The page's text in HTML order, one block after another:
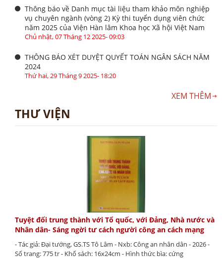
Thông báo về Danh mục tài liệu tham khảo môn nghiệp
vụ chuyên ngành (vòng 2) Kỳ thi tuyển dụng viên chức
năm 2025 của Viện Hàn lâm Khoa học Xã hội Việt Nam
Chủ nhật, 07 Tháng 12 2025- 09:03
THÔNG BÁO XÉT DUYỆT QUYẾT TOÁN NGÂN SÁCH NĂM
2024
Thứ hai, 29 Tháng 9 2025- 18:20
XEM THÊM
THƯ VIỆN
Tuyệt đối trung thành với Tổ quốc, với Đảng, Nhà nước và
Nhân dân- Sáng ngời tư cách người công an cách mạng
- Tác giả: Đại tướng, GS.TS Tô Lâm - Nxb: Công an nhân dân - 2026 -
Số trang: 775 tr - Khổ sách: 16x24cm - Hình thức bìa: cứng